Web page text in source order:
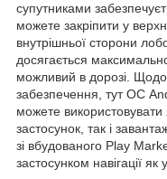
супутниками
можете закріпити у
внутрішньої сторони
досягається
можливий в дорозі. Щодо
забезпечення, тут ОС
можете
застосунок, так і
зі вбудованого Play
застосунком навігації як